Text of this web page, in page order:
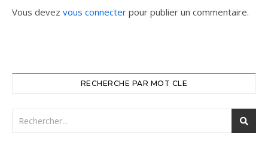
Vous devez vous connecter pour publier un commentaire.
RECHERCHE PAR MOT CLE